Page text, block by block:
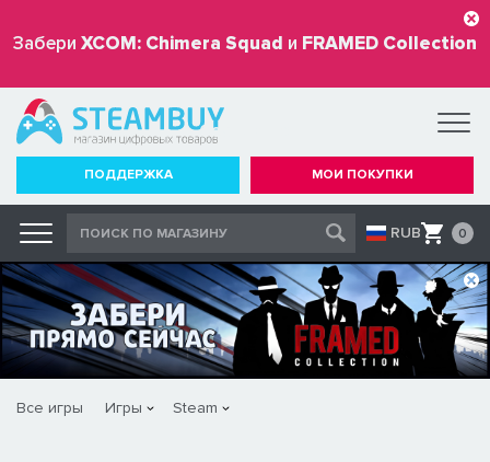
Забери XCOM: Chimera Squad и FRAMED Collection
бесплатно
ПОДДЕРЖКА МОИ ПОКУПКИ
RUB 0
Все игры Игры Steam